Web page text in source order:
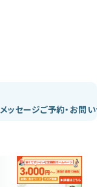
ッセージご予約・お問